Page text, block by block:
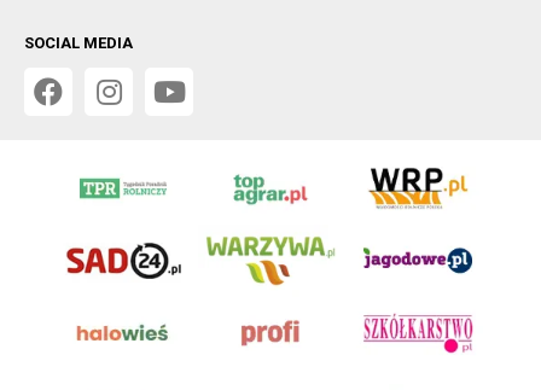
SOCIAL MEDIA